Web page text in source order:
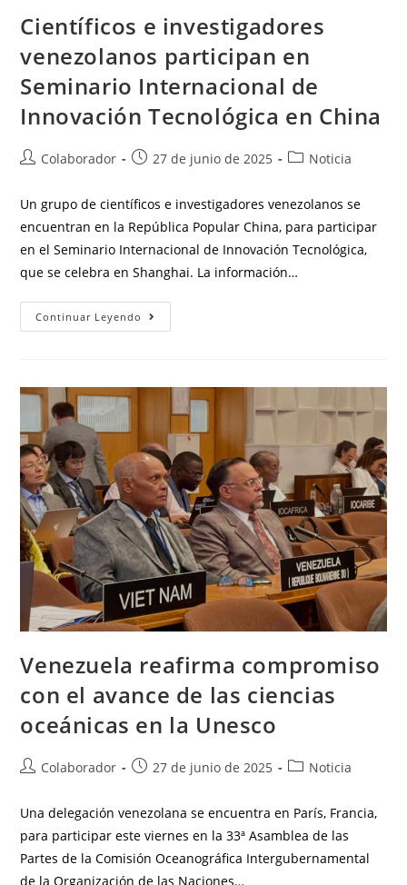
Científicos e investigadores
venezolanos participan en
Seminario Internacional de
Innovación Tecnológica en China
Colaborador 27 de junio de 2025 Noticia
Un grupo de científicos e investigadores venezolanos se
encuentran en la República Popular China, para participar
en el Seminario Internacional de Innovación Tecnológica,
que se celebra en Shanghai. La información…
Continuar Leyendo
Venezuela reafirma compromiso
con el avance de las ciencias
oceánicas en la Unesco
Colaborador 27 de junio de 2025 Noticia
Una delegación venezolana se encuentra en París, Francia,
para participar este viernes en la 33ª Asamblea de las
Partes de la Comisión Oceanográfica Intergubernamental
de la Organización de las Naciones…